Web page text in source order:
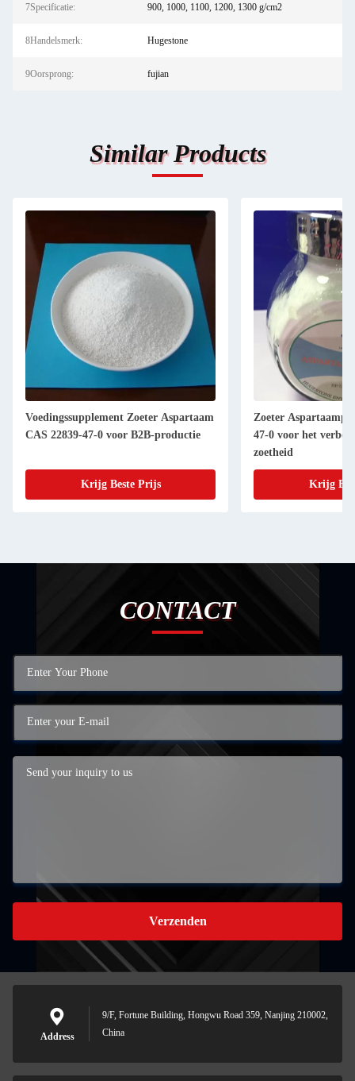
7Specificatie: 900, 1000, 1100, 1200, 1300 g/cm2
8Handelsmerk: Hugestone
9Oorsprong: fujian
Similar Products
Voedingssupplement Zoeter Aspartaam
CAS 22839-47-0 voor B2B-productie
Krijg Beste Prijs
Zoeter
47-0 voor het
zoetheid
Krijg
CONTACT
Verzenden
Address
9/F, Fortune Building, Hongwu Road 359, Nanjing 210002,
China